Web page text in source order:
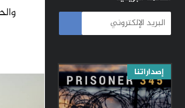
إصداراتنا
والحرب.